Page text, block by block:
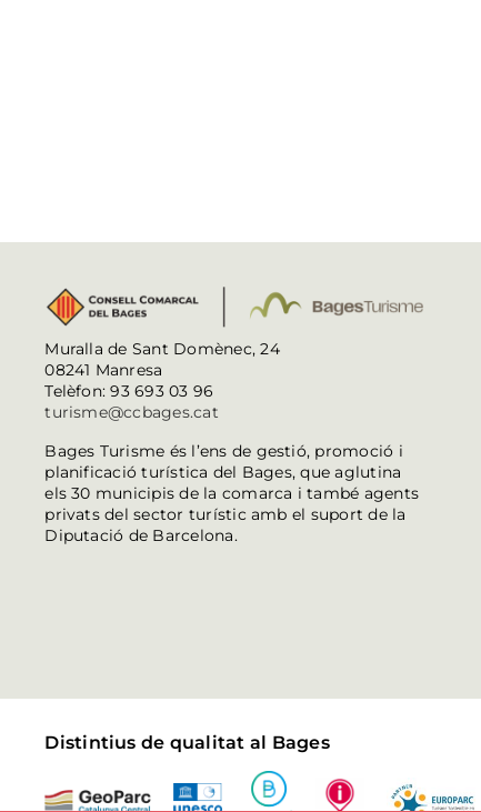
Muralla de Sant Domènec, 24
08241 Manresa
Telèfon: 93 693 03 96
turisme@ccbages.cat
Bages Turisme és l’ens de gestió, promoció i
planificació turística del Bages, que aglutina
els 30 municipis de la comarca i també agents
privats del sector turístic amb el suport de la
Diputació de Barcelona.
Distintius de qualitat al Bages